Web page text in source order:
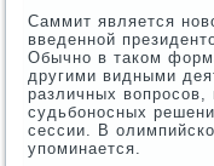
Саммит является
введенной
Обычно в таком
другими видными
различных вопросов,
судьбоносных
сессии. В
упоминается.